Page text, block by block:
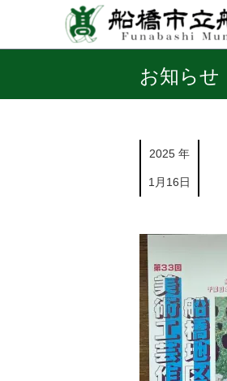
お知らせ
2025 年
1月16日